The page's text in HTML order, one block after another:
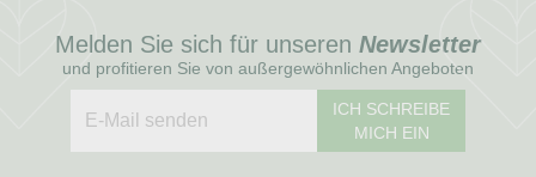
Melden Sie sich für unseren Newsletter
und profitieren Sie von außergewöhnlichen Angeboten
ICH SCHREIBE
MICH EIN